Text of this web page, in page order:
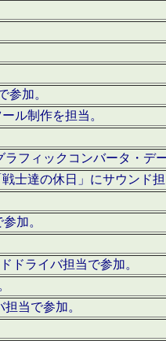
参加。
ル制作を担当。
フィックコンバータ・デ
士達の休日」にサウンド
加。
ドライバ担当で参加。
当で参加。